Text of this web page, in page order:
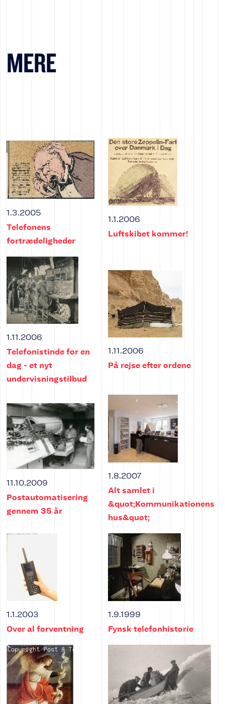
MERE
1.3.2005
Telefonens
fortrædeligheder
1.1.2006
Luftskibet kommer!
1.11.2006
Telefonistinde for en
dag - et nyt
undervisningstilbud
1.11.2006
På rejse efter ordene
11.10.2009
Postautomatisering
gennem 35 år
1.8.2007
Alt samlet i
&quot;Kommunikationens
hus&quot;
1.1.2003
Over al forventning
1.9.1999
Fynsk telefonhistorie